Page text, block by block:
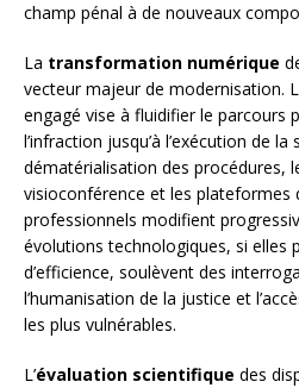
champ pénal à de nouveaux
La transformation numérique
vecteur majeur de modernisation.
engagé vise à fluidifier le parcours
l’infraction jusqu’à l’exécution de la
dématérialisation des procédures,
visioconférence et les plateformes
professionnels modifient
évolutions technologiques, si elles
d’efficience, soulèvent des
l’humanisation de la justice et
les plus vulnérables.
L’évaluation scientifique des